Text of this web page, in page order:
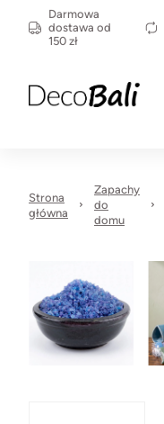
Darmowa
dostawa od
150 zł
Strona
główna
Zapachy
do
domu